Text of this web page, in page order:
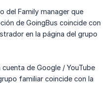
del Family manager que
de GoingBus coincide con
en la página del grupo
de Google / YouTube
familiar coincide con la